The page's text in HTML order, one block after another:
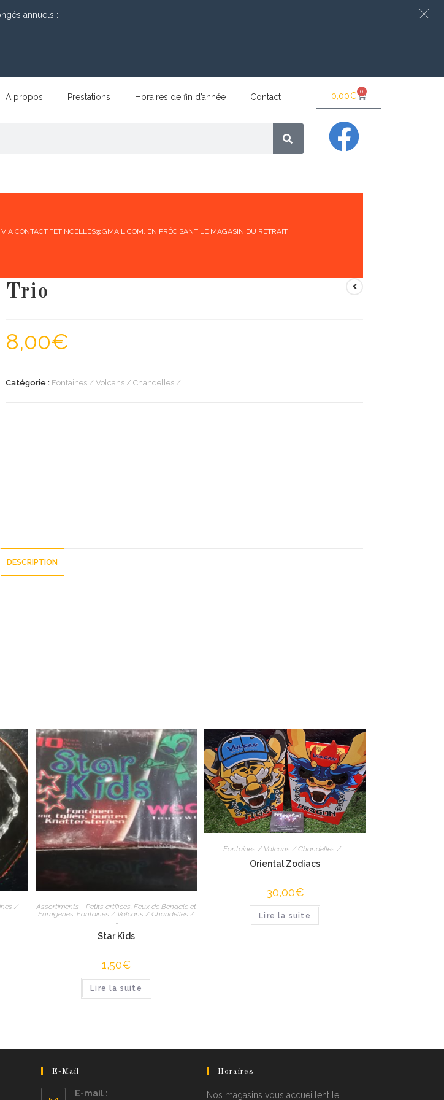
A propos Prestations Horaires de fin d’année Contact 0,00€ 0
CONTACT.FETINCELLES@GMAIL.COM, EN PRÉCISANT LE MAGASIN DU RETRAIT.
Trio
8,00€
Catégorie : Fontaines / Volcans / Chandelles / ...
DESCRIPTION
/
Assortiments - Petits artifices, Feux de Bengale et
Fumigènes, Fontaines / Volcans / Chandelles /
...
Star Kids
1,50€
Lire la suite
Fontaines / Volcans / Chandelles / ...
Oriental Zodiacs
30,00€
Lire la suite
E-Mail
E-mail :
Horaires
Nos magasins vous accueillent le
annuels :